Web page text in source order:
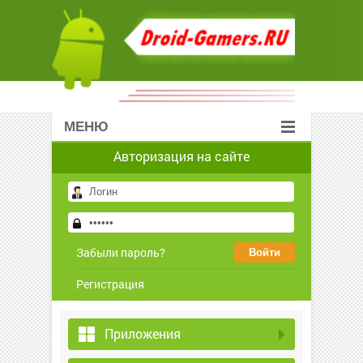
МЕНЮ
Авторизация на сайте
Забыли пароль?
Регистрация
Приложения